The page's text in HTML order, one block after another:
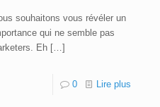
souhaitons vous révéler un
qui ne semble pas
Eh[…]
0 Lire plus